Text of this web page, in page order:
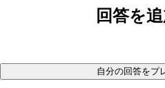
回答を
自分の回答をプ